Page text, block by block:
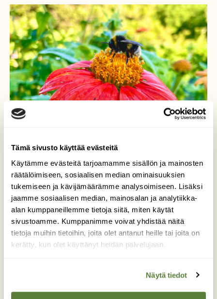
Tämä sivusto käyttää evästeitä
Käytämme evästeitä tarjoamamme sisällön ja mainosten
räätälöimiseen, sosiaalisen median ominaisuuksien
tukemiseen ja kävijämäärämme analysoimiseen. Lisäksi
jaamme sosiaalisen median, mainosalan ja analytiikka-
alan kumppaneillemme tietoja siitä, miten käytät
sivustoamme. Kumppanimme voivat yhdistää näitä
tietoja muihin tietoihin, joita olet antanut heille tai joita on
kerätty, kun olet käyttänyt heidän palvelujaan.
Näytä tiedot
Amppari aamukasteisella
kukalla
Aamun kuvauksellisia hetkiä. Amppari
aamukasteisella kukkasella. Turku, Ruissalo
Valokuvaaja: Juhani Peltonen, Turku, Ruissalo